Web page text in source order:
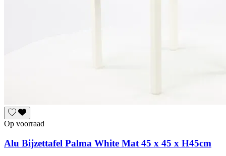
Op voorraad
Alu Bijzettafel Palma White Mat 45 x 45 x H45cm